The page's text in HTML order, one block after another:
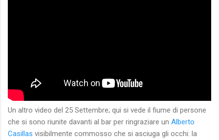
Un altro video del 25 Settembre; qui si vede il fiume di persone
che si sono riunite davanti al bar per ringraziare un Alberto
Casillas visibilmente commosso che si asciuga gli occhi: la